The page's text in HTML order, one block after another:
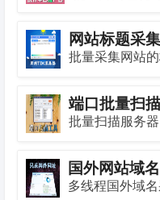
网站标题采
批量采集网站
端口批量扫
批量扫描服务
国外网站域
多线程国外域